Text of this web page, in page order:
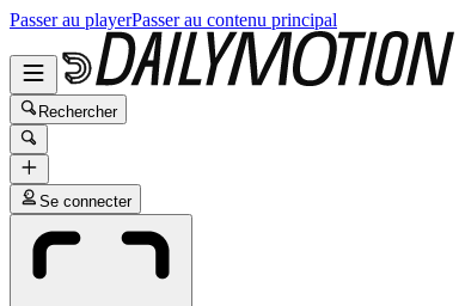
Passer au playerPasser au contenu principal
Rechercher
Se connecter